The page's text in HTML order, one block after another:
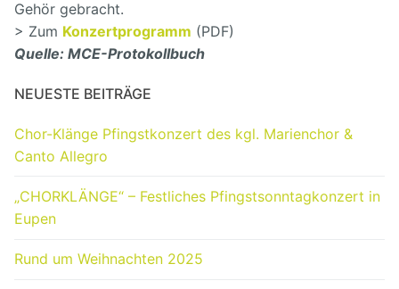
Gehör gebracht.
> Zum Konzertprogramm (PDF)
Quelle: MCE-Protokollbuch
NEUESTE BEITRÄGE
Chor-Klänge Pfingstkonzert des kgl. Marienchor &
Canto Allegro
„CHORKLÄNGE“ – Festliches Pfingstsonntagkonzert in
Eupen
Rund um Weihnachten 2025